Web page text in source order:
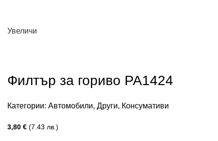
Увеличи
Филтър за гориво PA1424
Категории: Автомобили, Други, Консумативи
3,80 € (7.43 лв.)